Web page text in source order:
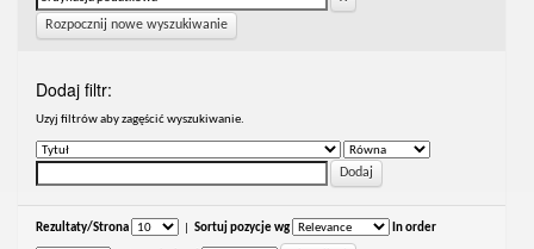
Rozpocznij nowe wyszukiwanie
Dodaj filtr:
Uzyj filtrów aby zagęścić wyszukiwanie.
Rezultaty/Strona Sortuj pozycje wg In order